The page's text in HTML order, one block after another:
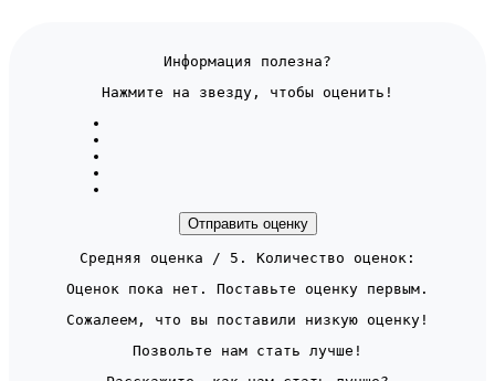
Информация полезна?
Нажмите на звезду, чтобы оценить!
Отправить оценку
Средняя оценка
/ 5. Количество оценок:
Оценок пока нет. Поставьте оценку первым.
Сожалеем, что вы поставили низкую оценку!
Позвольте нам стать лучше!